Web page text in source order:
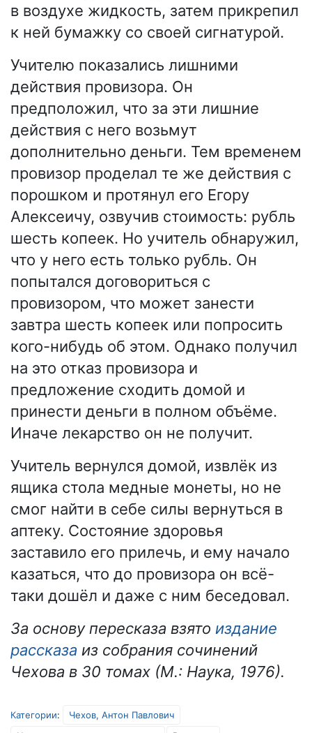
в воздухе жидкость, затем прикрепил
к ней бумажку со своей сигнатурой.
Учителю показались лишними
действия провизора. Он
предположил, что за эти лишние
действия с него возьмут
дополнительно деньги. Тем временем
провизор проделал те же действия с
порошком и протянул его Егору
Алексеичу, озвучив стоимость: рубль
шесть копеек. Но учитель обнаружил,
что у него есть только рубль. Он
попытался договориться с
провизором, что может занести
завтра шесть копеек или попросить
кого-нибудь об этом. Однако получил
на это отказ провизора и
предложение сходить домой и
принести деньги в полном объёме.
Иначе лекарство он не получит.
Учитель вернулся домой, извлёк из
ящика стола медные монеты, но не
смог найти в себе силы вернуться в
аптеку. Состояние здоровья
заставило его прилечь, и ему начало
казаться, что до провизора он всё-
таки дошёл и даже с ним беседовал.
За основу пересказа взято издание
рассказа из собрания сочинений
Чехова в 30 томах (М.: Наука, 1976).
Категории:
Чехов, Антон Павлович